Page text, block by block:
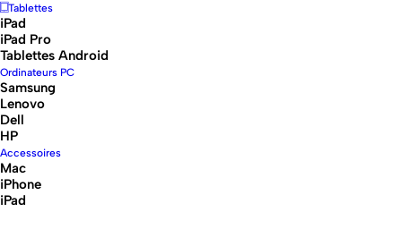
Tablettes
iPad
iPad Pro
Tablettes Android
Ordinateurs PC
Samsung
Lenovo
Dell
HP
Accessoires
Mac
iPhone
iPad